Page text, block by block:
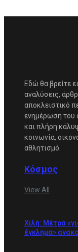
Εδώ θα βρείτε
αναλύσεις,
αποκλειστικό
ενημέρωση του
και πλήρη
κοινωνία,
αθλητισμό.
Κόσμος
View All
Χιλή: Μέτρα
έγκλημα»